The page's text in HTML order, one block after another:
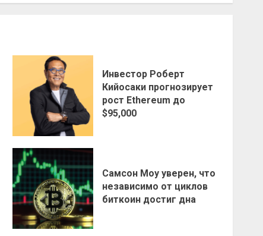
Инвестор Роберт
Кийосаки прогнозирует
рост Ethereum до
$95,000
Самсон Моу уверен, что
независимо от циклов
биткоин достиг дна